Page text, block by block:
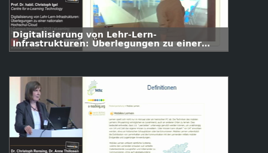
Digitalisierung von Lehr-Lern-
Infrastrukturen: Überlegungen zu einer
nationalen Hochschul-Cloud